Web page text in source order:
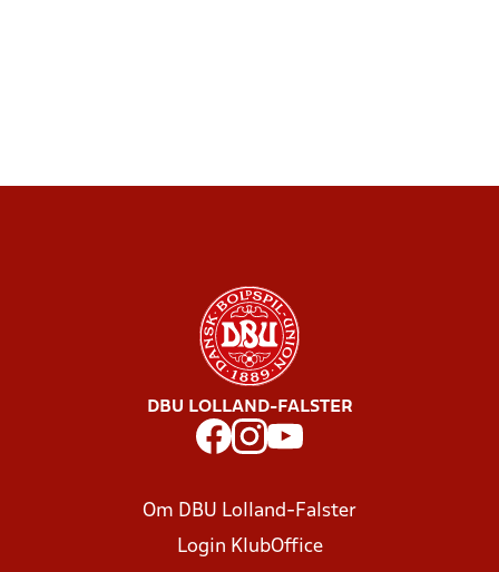
DBU LOLLAND-FALSTER
Om DBU Lolland-Falster
Login KlubOffice